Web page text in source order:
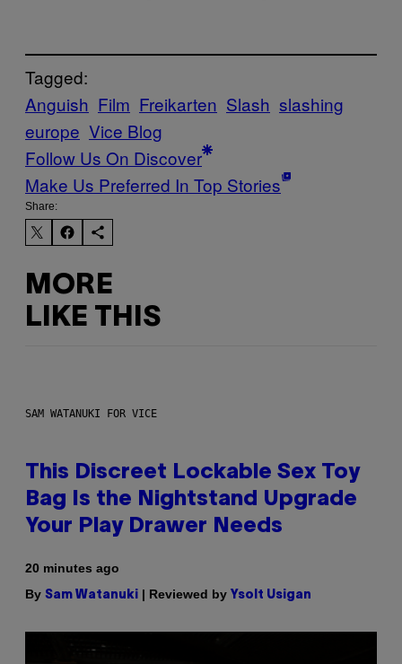
Tagged:
Anguish Film Freikarten Slash slashing
europe Vice Blog
Follow Us On Discover
Make Us Preferred In Top Stories
Share:
MORE
LIKE THIS
SAM WATANUKI FOR VICE
This Discreet Lockable Sex Toy
Bag Is the Nightstand Upgrade
Your Play Drawer Needs
20 minutes ago
By Sam Watanuki | Reviewed by Ysolt Usigan